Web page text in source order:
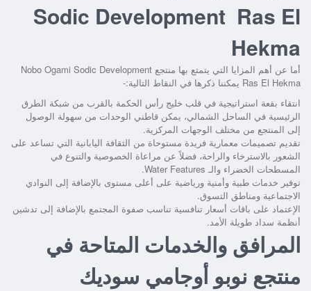
Sodic Development Ras El
Hekma
أما عن أهم المزايا التي يتمتع بها
منتجع Nobo Ogami Sodic Development
Ras El Hekma يمكننا ذكرها في النقاط التالية:-
انتقاء بقعة استراتيجية في قلب خليج رأس الحكمة بالقرب من شبكة الطرق
الرئيسية في الساحل الشمالي، يمكن قاطني الوحدات من سهولة الوصول
إلى المنتجع من مختلف الوجهات المركزية.
تقديم تصميمات معمارية فريدة مستوحاة من الثقافة اليابانية التي تساعد على
الشعور بالاسترخاء والراحة، فضلاً عن مراعاة الخصوصية والتنوع في
المسطحات الخضراء والـ Water Features.
توفير خدمات طبية وأمنية ورياضية على أعلى مستوى بالإضافة إلى النوادي
الاجتماعية ومناطق التسوق.
الإعتماد على باقات أسعار تنافسية تناسب صفوة المجتمع بالإضافة إلى تدشين
أنظمة سداد طويلة الأمد.
المرافق والخدمات المتاحة في
منتجع نوبو أوجامي سوديك